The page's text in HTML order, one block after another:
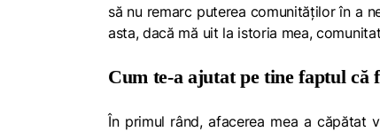
să nu remarc puterea comunităților în a
asta, dacă mă uit la istoria mea,
Cum te-a ajutat pe tine faptul
În primul rând, afacerea mea a căpătat